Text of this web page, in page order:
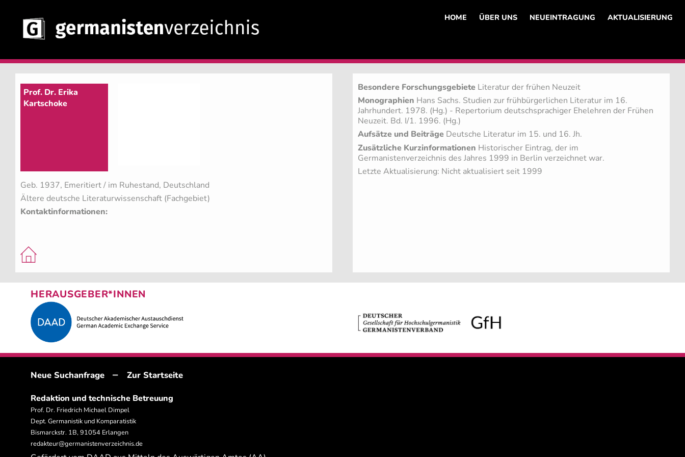
HOME ÜBER UNS NEUEINTRAGUNG AKTUALISIERUNG
Prof. Dr. Erika
Kartschoke
Geb. 1937, Emeritiert / im Ruhestand, Deutschland
Ältere deutsche Literaturwissenschaft (Fachgebiet)
Kontaktinformationen:
Besondere Forschungsgebiete Literatur der frühen Neuzeit
Monographien Hans Sachs. Studien zur frühbürgerlichen Literatur im 16.
Jahrhundert. 1978. (Hg.) - Repertorium deutschsprachiger Ehelehren der Frühen
Neuzeit. Bd. I/1. 1996. (Hg.)
Aufsätze und Beiträge Deutsche Literatur im 15. und 16. Jh.
Zusätzliche Kurzinformationen Historischer Eintrag, der im
Germanistenverzeichnis des Jahres 1999 in Berlin verzeichnet war.
Letzte Aktualisierung: Nicht aktualisiert seit 1999
HERAUSGEBER*INNEN
Neue Suchanfrage – Zur Startseite
Redaktion und technische Betreuung
Prof. Dr. Friedrich Michael Dimpel
Dept. Germanistik und Komparatistik
Bismarckstr. 1B, 91054 Erlangen
redakteur@germanistenverzeichnis.de